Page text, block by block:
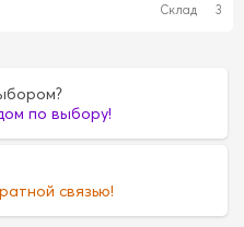
Склад 3
по выбору!
связью!